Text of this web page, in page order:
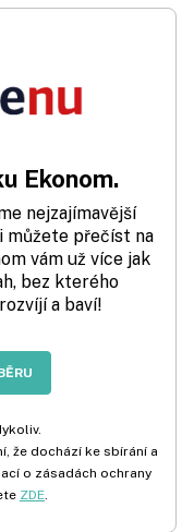
Ekonom.
nejzajímavější
můžete přečíst na
vám už více jak
bez kterého
a baví!
že dochází ke sbírání a
o zásadách ochrany
ZDE.